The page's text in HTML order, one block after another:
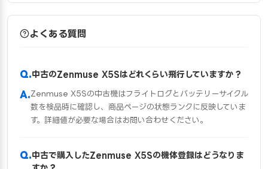
よくある質問
中古のZenmuse X5Sはどれくらい飛行していますか？
Zenmuse X5Sの中古機はフライトログとバッテリーサイクル
数を検品時に確認し、商品ページの状態ランクに反映していま
す。詳細値が必要な場合はお問い合わせください。
中古で購入したZenmuse X5Sの機体登録はどうなりま